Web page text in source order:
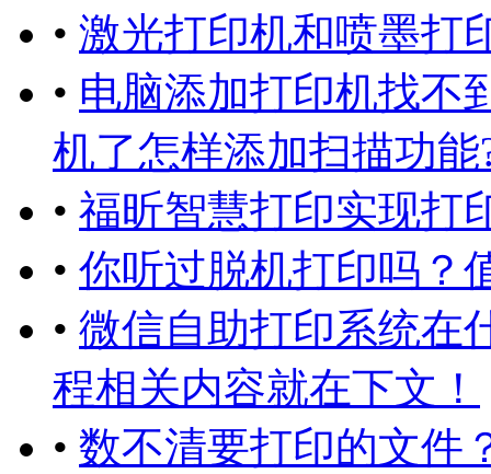
• 激光打印机和喷墨打
• 电脑添加打印机找不
机了怎样添加扫描功能
• 福昕智慧打印实现打
• 你听过脱机打印吗？
• 微信自助打印系统在
程相关内容就在下文！
• 数不清要打印的文件